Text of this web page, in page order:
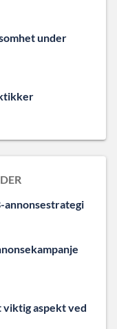
under
annonsestrategi
viktig aspekt ved